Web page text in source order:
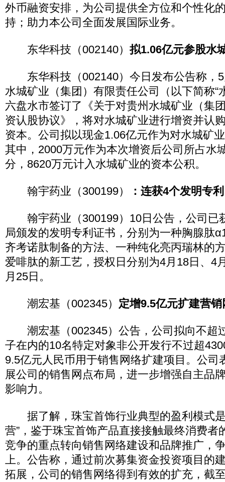
外币融资安排，为公司提供全方位和个性化
持；助力本公司全面发展国际业务。
东华科技（002140）拟1.06亿元参股水
东华科技（002140）今日发布公告称，5
水城矿业（集团）有限责任公司（以下简称“
六盘水市签订了《关于对贵州水城矿业（集
资认股协议》，将对水城矿业进行增资并认
资本。公司拟以现金1.06亿元作为对水城矿
其中，2000万元作为本次增资后公司所占水
分，8620万元计入水城矿业的资本公积。
翰宇药业（300199） ：连获4个发明专利
翰宇药业（300199）10日公告，公司已
局颁发的发明专利证书，分别为一种胸腺肽
齐考诺肽制备的方法、一种纯化亮丙瑞林的
爱啡肽的新工艺，授权日分别为4月18日、4
月25日。
潮宏基（002345） 定增9.5亿元扩建营销
潮宏基（002345）公告，公司拟向不超
子在内的10名特定对象非公开发行不过超
9.5亿元人民币用于销售网络扩建项目。公司
展公司的销售网点布局，进一步增强自主品
影响力。
据了解，珠宝首饰行业典型的盈利模式是
营”，鉴于珠宝首饰产品直接接触最终消费者
竞争的重点转向销售网络建设和品牌推广，
上。公告称，通过前次募集资金投资项目的
拓展，公司的销售网络得到有效的扩充，截